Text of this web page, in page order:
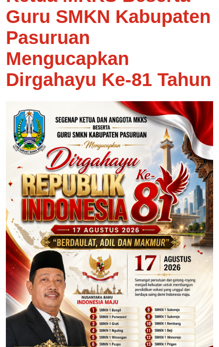
Guru SMKN Kabupaten
Pasuruan
Mengucapkan
Dirgahayu Ke-81 Tahun